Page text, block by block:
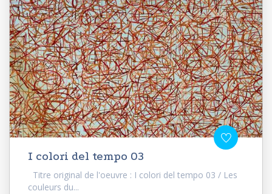
I colori del tempo 03
Titre original de l'oeuvre : I colori del tempo 03 / Les
couleurs du...